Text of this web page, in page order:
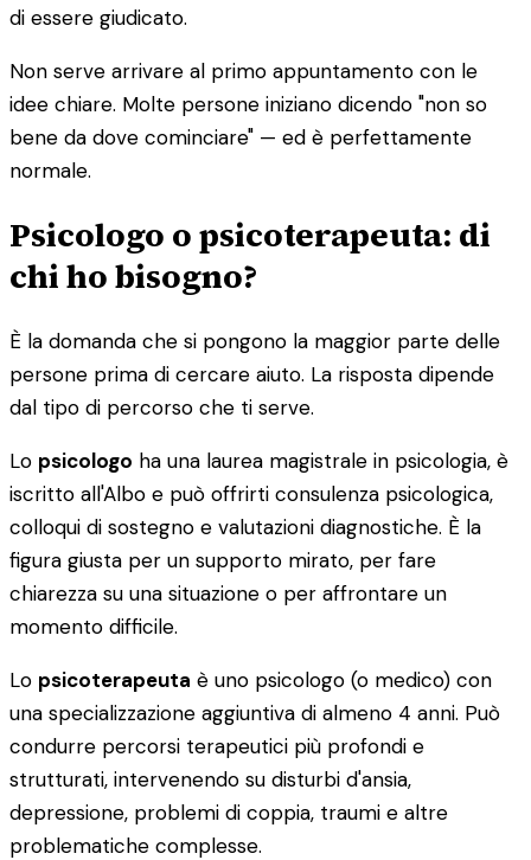
di essere giudicato.
Non serve arrivare al primo appuntamento con le
idee chiare. Molte persone iniziano dicendo "non so
bene da dove cominciare" — ed è perfettamente
normale.
Psicologo o psicoterapeuta: di
chi ho bisogno?
È la domanda che si pongono la maggior parte delle
persone prima di cercare aiuto. La risposta dipende
dal tipo di percorso che ti serve.
Lo psicologo ha una laurea magistrale in psicologia, è
iscritto all'Albo e può offrirti consulenza psicologica,
colloqui di sostegno e valutazioni diagnostiche. È la
figura giusta per un supporto mirato, per fare
chiarezza su una situazione o per affrontare un
momento difficile.
Lo psicoterapeuta è uno psicologo (o medico) con
una specializzazione aggiuntiva di almeno 4 anni. Può
condurre percorsi terapeutici più profondi e
strutturati, intervenendo su disturbi d'ansia,
depressione, problemi di coppia, traumi e altre
problematiche complesse.